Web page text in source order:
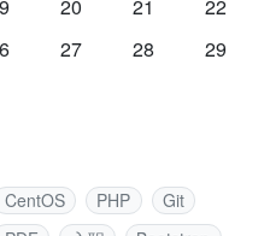
20 21
22
27 28
29
CentOS PHP
Git